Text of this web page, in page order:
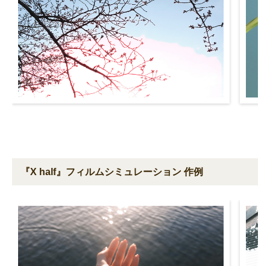
『X half』フィルムシミュレーション 作例